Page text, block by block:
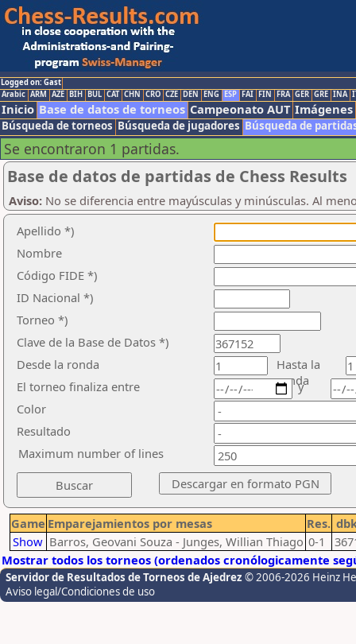
Logged on: Gast
Arabic ARM AZE BIH BUL CAT CHN CRO CZE DEN ENG ESP FAI FIN FRA GER GRE INA
Inicio Base de datos de torneos Campeonato AUT Imágenes
Búsqueda de torneos Búsqueda de jugadores Búsqueda de
Se encontraron 1 partidas.
Base de datos de partidas de Chess Results
Aviso: No se diferencia entre mayúsculas y minúsculas. Al
Apellido *)
Nombre
Código FIDE *)
ID Nacional *)
Torneo *)
Clave de la Base de Datos *)
Desde la ronda
Hasta la
ronda
El torneo finaliza entre
Color
Resultado
y
Maximum number of lines
Game Emparejamientos por mesas Res.
Show Barros, Geovani Souza - Junges, Willian Thiago 0-1
Mostrar todos los torneos (ordenados cronólogicamente
Servidor de Resultados de Torneos de Ajedrez © 2006-2026 Heinz
Aviso legal/Condiciones de uso